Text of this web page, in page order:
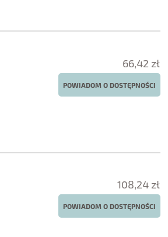
66,42 zł
POWIADOM O DOSTĘPNOŚCI
108,24 zł
POWIADOM O DOSTĘPNOŚCI